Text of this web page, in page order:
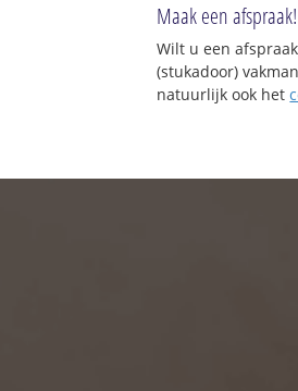
Maak een afspraak!
Wilt u een
(stukadoor)
natuurlijk ook het